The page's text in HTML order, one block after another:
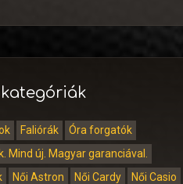
Faliórák
Óra forgatók
Mind új. Magyar garanciával.
Női Astron Női Cardy
Női Casio